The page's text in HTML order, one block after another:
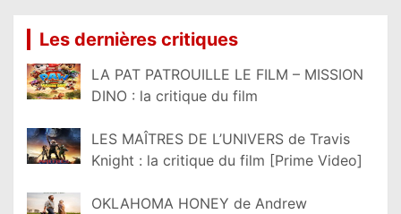
Les dernières critiques
LA PAT PATROUILLE LE FILM – MISSION
DINO : la critique du film
LES MAÎTRES DE L’UNIVERS de Travis
Knight : la critique du film [Prime Video]
OKLAHOMA HONEY de Andrew